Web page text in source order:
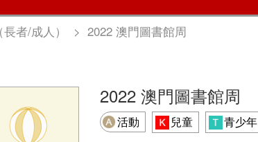
者/成人） > 2022 澳門圖書館周
2022 澳門圖書館周
活動 兒童 青少年